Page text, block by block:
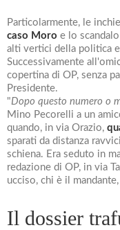
Particolarmente, le
caso Moro e lo
alti vertici della politica e
Successivamente
copertina di OP, senza
Presidente.
"Dopo questo numero o
Mino Pecorelli a un
quando, in via Orazio,
sparati da distanza
schiena. Era seduto in
redazione di OP, in via
ucciso, chi è il
Il dossier